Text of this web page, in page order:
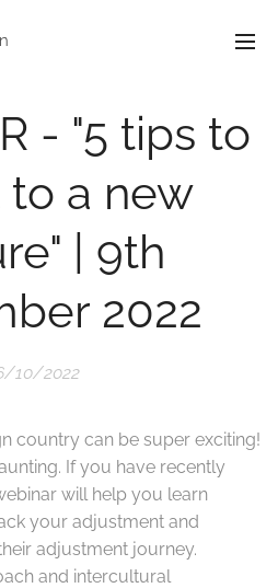
- "5 tips to
to a new
| 9th
2022
10/2022
country can be super exciting!
If you have recently
will help you learn
your adjustment and
adjustment journey.
and intercultural